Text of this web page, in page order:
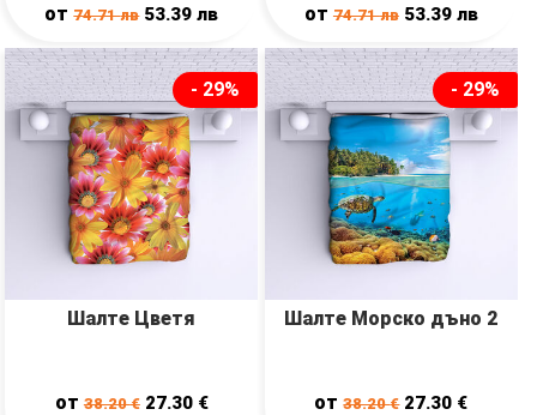
от74.71лв 53.39лв от 74.71лв 53.39 лв
- 29%
Шалте Цветя
от38.20€ 27.30 €
- 29%
Шалте Морско дъно 2
от38.20€ 27.30 €